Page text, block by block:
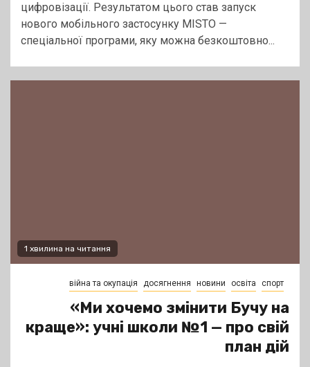
цифровізації. Результатом цього став запуск
нового мобільного застосунку MISTO —
спеціальної програми, яку можна безкоштовно...
1 хвилина на читання
війна та окупація досягнення новини освіта спорт
«Ми хочемо змінити Бучу на
краще»: учні школи №1 — про свій
план дій